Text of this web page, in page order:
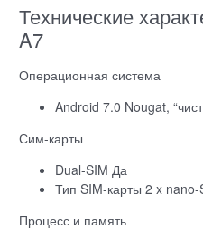
Технические
A7
Операционная система
Android 7.0 Nougat,
Сим-карты
Dual-SIM Да
Тип SIM-карты 2 x nano-
Процесс и память